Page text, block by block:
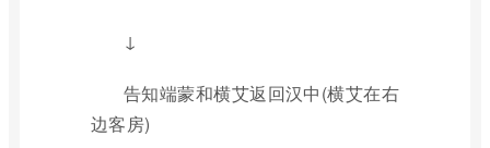
↓
告知端蒙和横艾返回汉中(横艾在右
边客房)